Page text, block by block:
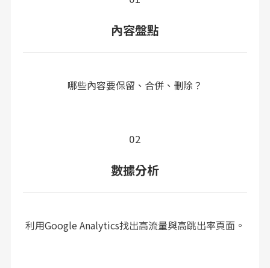
內容盤點
哪些內容要保留、合併、刪除？
02
數據分析
利用Google Analytics找出高流量與高跳出率頁面。